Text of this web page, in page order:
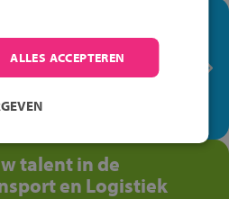
winkel ben je op je
via het vmbo jouw talent
is!
talent in de
en Logistiek
ALLES ACCEPTEREN